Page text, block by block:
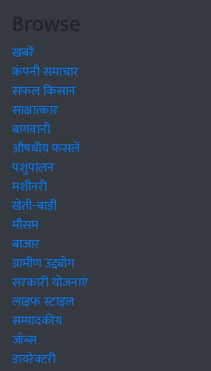
Browse
खबरें
कंपनी समाचार
सफल किसान
साक्षात्कार
बागवानी
औषधीय फसलें
पशुपालन
मशीनरी
खेती-बाड़ी
मौसम
बाजार
ग्रामीण उद्द्योग
सरकारी योजनाएं
लाइफ स्टाइल
सम्पादकीय
जॉब्स
डायरेक्टरी